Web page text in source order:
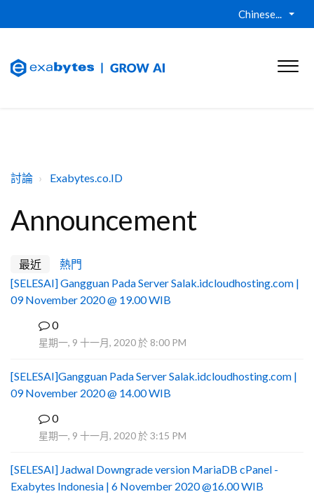
Chinese...
討論 Exabytes.co.ID
Announcement
最近
熱門
[SELESAI] Gangguan Pada Server Salak.idcloudhosting.com |
09 November 2020 @ 19.00 WIB
0
星期一, 9 十一月, 2020 於 8:00 PM
[SELESAI]Gangguan Pada Server Salak.idcloudhosting.com |
09 November 2020 @ 14.00 WIB
0
星期一, 9 十一月, 2020 於 3:15 PM
[SELESAI] Jadwal Downgrade version MariaDB cPanel -
Exabytes Indonesia | 6 November 2020 @16.00 WIB